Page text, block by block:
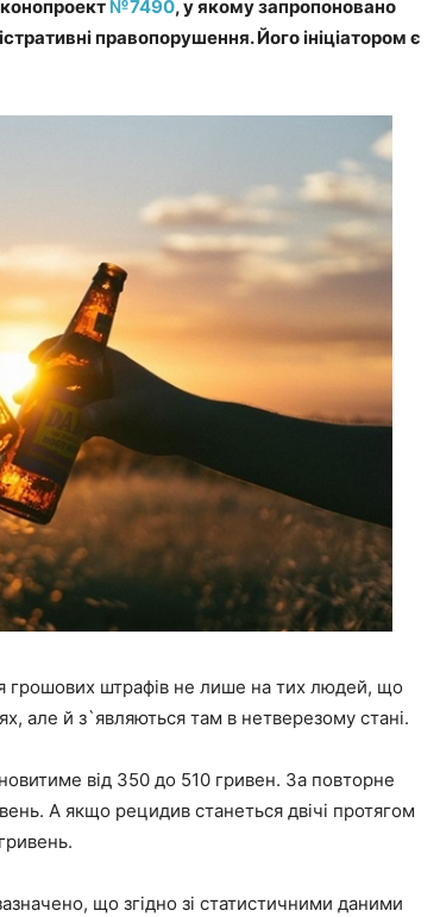
№7490, у якому запропоновано
правопорушення. Його ініціатором є
грошових штрафів не лише на тих людей, що
але й з`являються там в нетверезому стані.
від 350 до 510 гривен. За повторне
А якщо рецидив станеться двічі протягом
що згідно зі статистичними даними